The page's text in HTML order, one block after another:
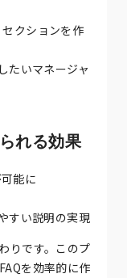
クションを作
たいマネージャ
れる効果
能に
すい説明の実現
りです。このプ
を効率的に作